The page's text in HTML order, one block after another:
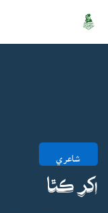
شاعري
اکر ڪٿا